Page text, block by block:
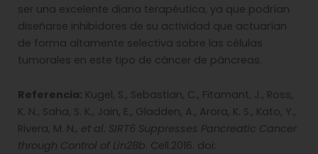
ser una excelente diana terapéutica, ya que podrían
diseñarse inhibidores de su actividad que actuarían
de forma altamente selectiva sobre las células
tumorales en este tipo de cáncer de páncreas.
Referencia: Kugel, S., Sebastian, C., Fitamant, J., Ross,
K. N., Saha, S. K., Jain, E., Gladden, A., Arora, K. S., Kato, Y.,
Rivera, M. N., et al. SIRT6 Suppresses Pancreatic Cancer
through Control of Lin28b. Cell.2016. doi: